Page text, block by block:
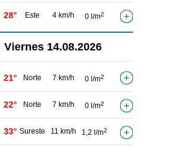
28° Este 4 km/h 0 l/m2
Viernes 14.08.2026
21° Norte 7 km/h 0 l/m2
22° Norte 7 km/h 0 l/m2
33° Sureste 11 km/h 1,2 l/m2